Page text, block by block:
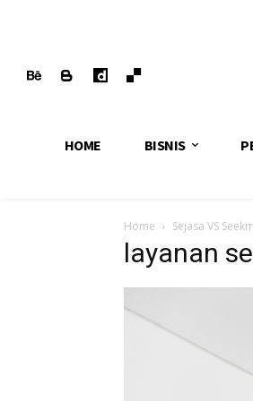
HOME
BISNIS
Home Sejasa VS
layanan